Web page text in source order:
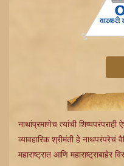
नाथांप्रमाणेच त्यांची शिष्यपरंपराही
व्यावहारिक श्रीमंती हे नाथपरंपरेचं
महाराष्ट्रात आणि महाराष्ट्राबाहेर